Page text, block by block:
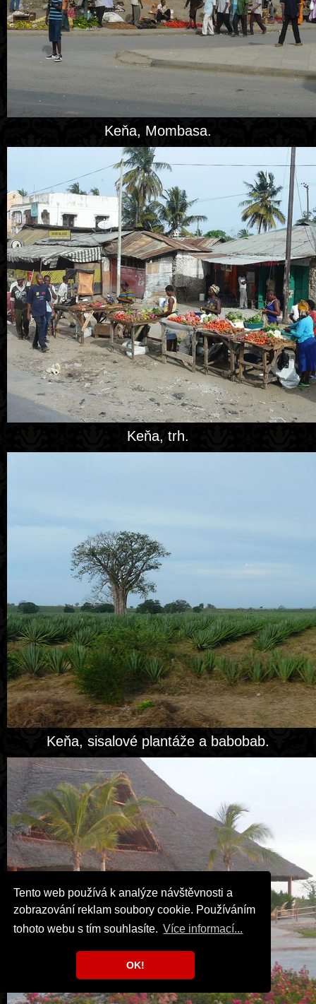
Tento web používá k analýze návštěvnosti a
zobrazování reklam soubory cookie. Používáním
tohoto webu s tím souhlasíte. Více informací...
OK!
Keňa, Mombasa.
Keňa, trh.
Keňa, sisalové plantáže a babobab.